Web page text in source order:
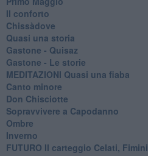
Il conforto
Chissàdove
Quasi una storia
Gastone - Quisaz
Gastone - Le storie
MEDITAZIONI Quasi una fiaba
Canto minore
Don Chisciotte
Sopravvivere a Capodanno
Ombre
Inverno
FUTURO Il carteggio Celati, Fimini